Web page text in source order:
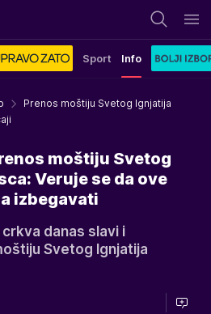
Sport Info
Prenos moštiju Svetog Ignjatija
moštiju Svetog
Veruje se da ove
izbegavati
danas slavi i
Svetog Ignjatija